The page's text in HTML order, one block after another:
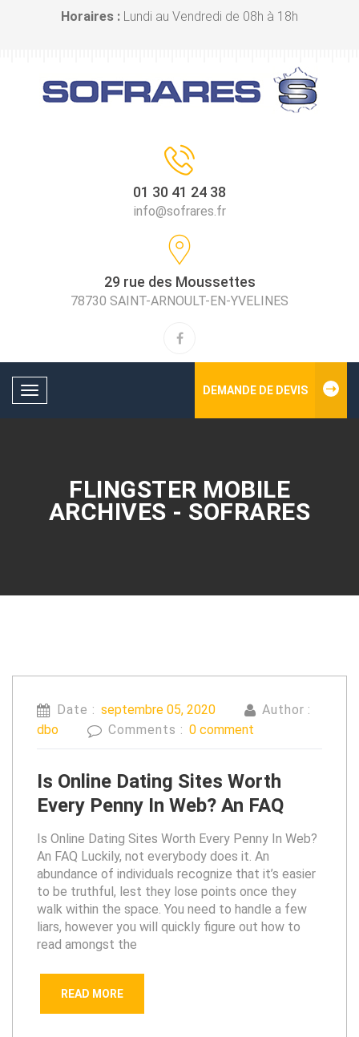
Horaires : Lundi au Vendredi de 08h à 18h
01 30 41 24 38
info@sofrares.fr
29 rue des Moussettes
78730 SAINT-ARNOULT-EN-YVELINES
Toggle
DEMANDE DE DEVIS
FLINGSTER MOBILE
ARCHIVES - SOFRARES
Date : septembre 05, 2020
Author :
dbo
Comments : 0 comment
Is Online Dating Sites Worth
Every Penny In Web? An FAQ
Is Online Dating Sites Worth Every Penny In Web?
An FAQ Luckily, not everybody does it. An
abundance of individuals recognize that it’s easier
to be truthful, lest they lose points once they
walk within the space. You need to handle a few
liars, however you will quickly figure out how to
read amongst the
READ MORE